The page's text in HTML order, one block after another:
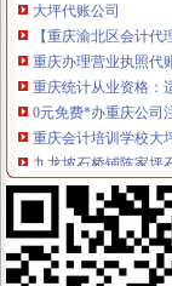
【重庆渝北区会计代
重庆办理营业执照
重庆统计从业资格：
0元免费*办重庆公司
重庆会计培训学校大
九龙坡石桥铺陈家坪
代理商标公司的前景
重庆渝中小微企业登
重庆帅博工商_代办
重庆沙坪坝#代理记
渝中区代账公司流程